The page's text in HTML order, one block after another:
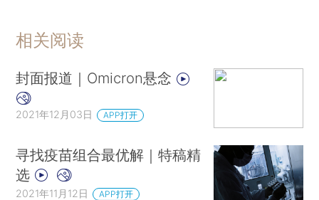
相关阅读
封面报道｜Omicron悬念
2021年12月03日 APP打开
寻找疫苗组合最优解｜特稿精
选
2021年11月12日 APP打开